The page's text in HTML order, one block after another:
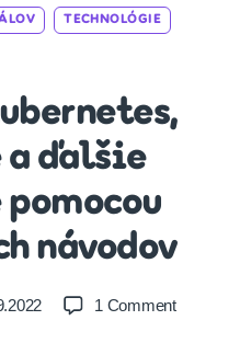
TECHNOLÓGIE
ďalšie
návodov
1 Commenton